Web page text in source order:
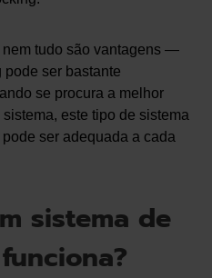
nem tudo são vantagens —
ser bastante
se procura a melhor
este tipo de sistema
ser adequada a cada
sistema de